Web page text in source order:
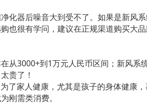
化器后噪音大到受不了。如果是新风
也很有学问，建议在正规渠道购买大
从3000+到1万元人民币区间；新风系
贵了！
家人健康，尤其是孩子的身体健康
刚需类消费。